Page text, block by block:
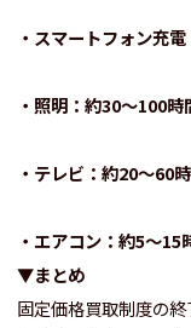
・スマートフォン充
・照明：約30～100時
・テレビ：約20～60
・エアコン：約5～15
▼まとめ
固定価格買取制度の